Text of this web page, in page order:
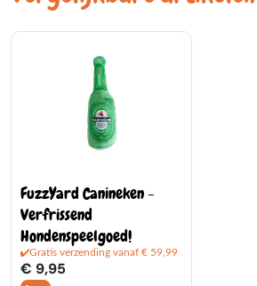
FuzzYard Canineken -
Verfrissend
Hondenspeelgoed!
Gratis verzending vanaf € 59,99
€ 9,95